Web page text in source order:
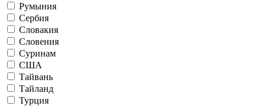
Румыния
Сербия
Словакия
Словения
Суринам
США
Тайвань
Тайланд
Турция